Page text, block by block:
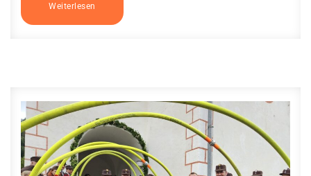
Weiterlesen